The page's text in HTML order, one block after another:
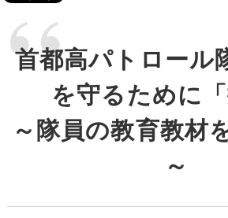
首都高パトロール
を守るために「
～隊員の教育教材
～